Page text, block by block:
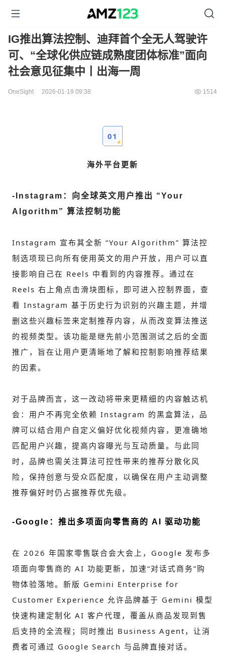
IG推出算法控制、迪拜首个全无人驾驶许
可、“全球化供应链成熟度团体标准”面向
社会意见征集中丨出海一周
OneSight 2026-01-19 09:38 1514
01
海外平台更新
- Instagram：向全球英文用户推出 “Your
Algorithm” 算法控制功能
Instagram 宣布其全新 “Your Algorithm” 算法控
制选项现已向所有使用英文的用户开放，用户可以直
接影响自己在 Reels 中看到的内容推荐。通过在
Reels 右上角点击滑块图标，即可进入控制界面，查
看 Instagram 基于历史行为识别的兴趣主题，并增
删这些兴趣标签来定制推荐内容，从而改变算法推送
的视频类型。该功能是继先前小范围测试之后的全面
推广，旨在让用户更清晰地了解和控制影响推荐结果
的因素。
对于品牌而言，这一改动将带来更精细的内容触达机
会：用户不再完全依赖 Instagram 的黑盒算法，品
牌可以结合用户自定义偏好优化视频内容，更准确地
匹配用户兴趣，提高内容曝光与互动质量。与此同
时，品牌也需关注算法可控性带来的推荐分散化风
险，保持创意与受众匹配度，以确保在用户主动调整
推荐偏好时仍占据推荐优先级。
-Google：推出多项面向零售商的 AI 驱动功能
在 2026 年国家零售联合会大会上，Google 发布多
项面向零售商的 AI 功能更新，加速“对话式商务”购
物体验落地。新版 Gemini Enterprise for
Customer Experience 允许品牌基于 Gemini 模型
快速构建定制化 AI 客户代理，覆盖从商品发现到售
后支持的全流程；同时推出 Business Agent，让消
费者可通过 Google Search 与品牌直接对话。